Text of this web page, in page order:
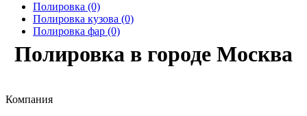
Полировка (0)
Полировка кузова (0)
Полировка фар (0)
Полировка в городе Москва
Компания